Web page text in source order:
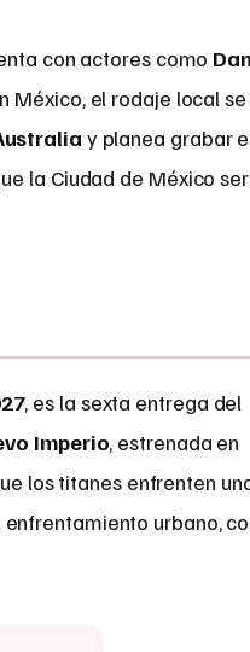
con actores como Dan
México, el rodaje local se
y planea grabar
la Ciudad de México
, es la sexta entrega del
Imperio, estrenada en
los titanes enfrenten
urbano,